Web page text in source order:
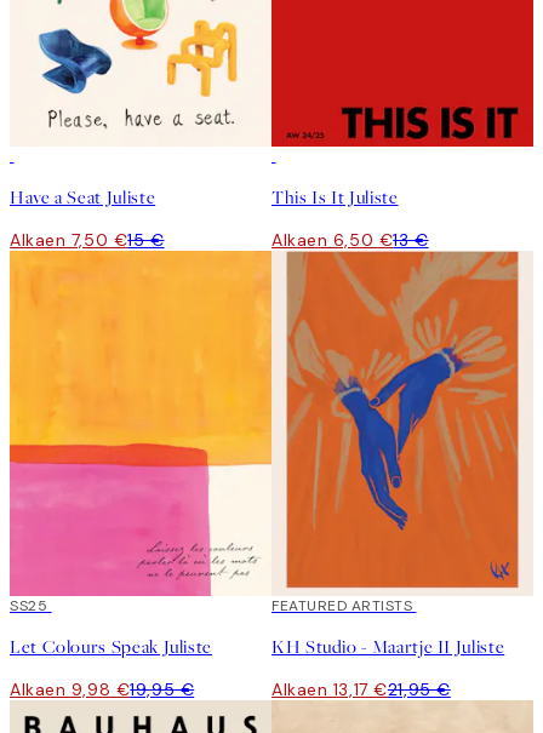
Have a Seat Juliste
Alkaen 7,50 €15 €
This Is It Juliste
Alkaen 6,50 €13 €
50%*
SS25
Let Colours Speak Juliste
Alkaen 9,98 €19,95 €
40%*
FEATURED ARTISTS
KH Studio - Maartje II Juliste
Alkaen 13,17 €21,95 €